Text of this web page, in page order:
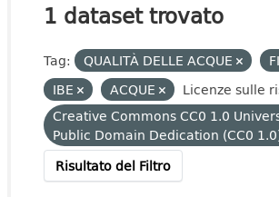
1 dataset trovato
Tag: QUALITÀ DELLE ACQUE
IBE
ACQUE
Licenze sulle
Creative Commons CC0 1.0
Public Domain Dedication (CC0
Risultato del Filtro